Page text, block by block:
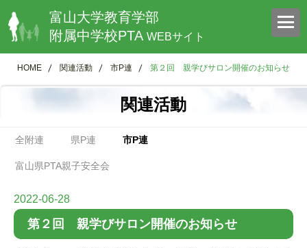
富山大学教育学部
附属中学校PTA WEBサイト
HOME 関連活動 市P連 第２回 親学びサロン開催のお知らせ
関連活動
全附連 県P連 市P連
富山県PTA親子安全会
2022-06-28
第２回 親学びサロン開催のお知らせ